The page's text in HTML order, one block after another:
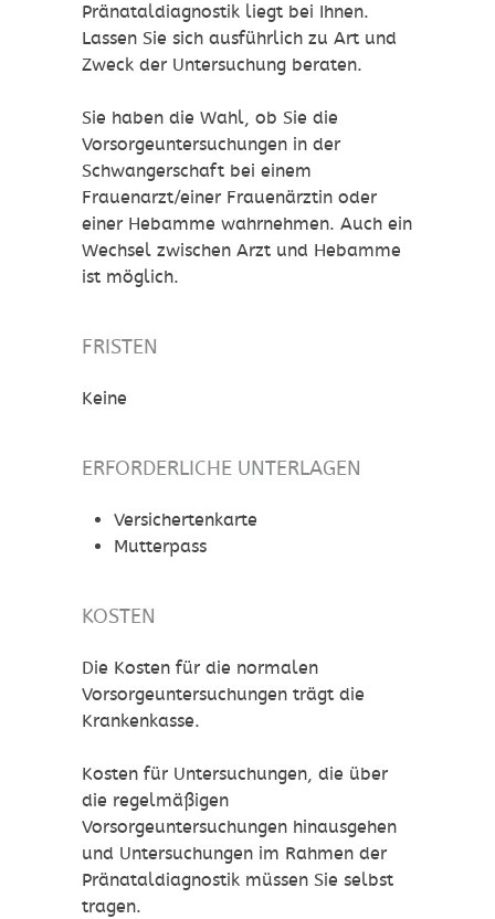
Pränataldiagnostik liegt bei Ihnen.
Lassen Sie sich ausführlich zu Art und
Zweck der Untersuchung beraten.
Sie haben die Wahl, ob Sie die
Vorsorgeuntersuchungen in der
Schwangerschaft bei einem
Frauenarzt/einer Frauenärztin oder
einer Hebamme wahrnehmen. Auch ein
Wechsel zwischen Arzt und Hebamme
ist möglich.
FRISTEN
Keine
ERFORDERLICHE UNTERLAGEN
Versichertenkarte
Mutterpass
KOSTEN
Die Kosten für die normalen
Vorsorgeuntersuchungen trägt die
Krankenkasse.
Kosten für Untersuchungen, die über
die regelmäßigen
Vorsorgeuntersuchungen hinausgehen
und Untersuchungen im Rahmen der
Pränataldiagnostik müssen Sie selbst
tragen.